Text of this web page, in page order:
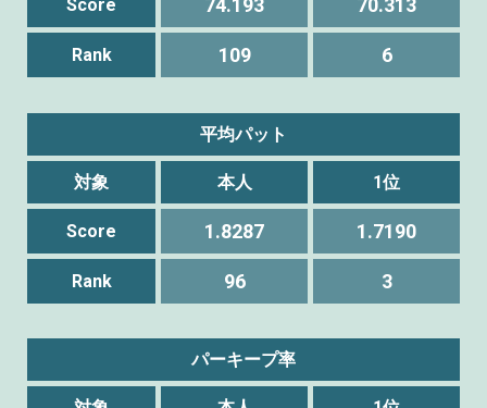
Score 74.193 70.313
Rank 109 6
平均パット
対象 本人 1位
Score 1.8287 1.7190
Rank 96 3
パーキープ率